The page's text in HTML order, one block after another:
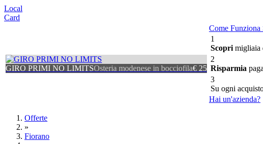
Local
Card
GIRO PRIMI NO LIMITSOsteria modenese in bocciofila€ 25
Come
1
Scopri migliaia
2
Risparmia
3
Su ogni
Hai un'azienda?
Offerte
»
Fiorano